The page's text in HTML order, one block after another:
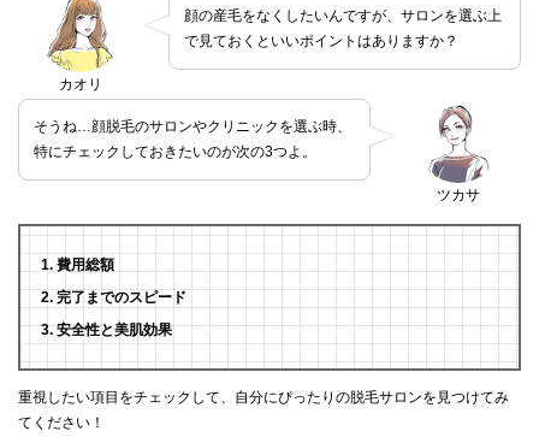
カオリ
顔の産毛をなくしたいんですが、サロンを選ぶ上
で見ておくといいポイントはありますか？
ツカサ
そうね…顔脱毛のサロンやクリニックを選ぶ時、
特にチェックしておきたいのが次の3つよ。
費用総額
完了までのスピード
安全性と美肌効果
重視したい項目をチェックして、自分にぴったりの脱毛サロンを見つけてみ
てください！